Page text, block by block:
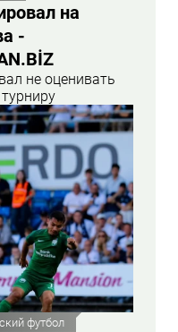
на
-
не оценивать
футбол